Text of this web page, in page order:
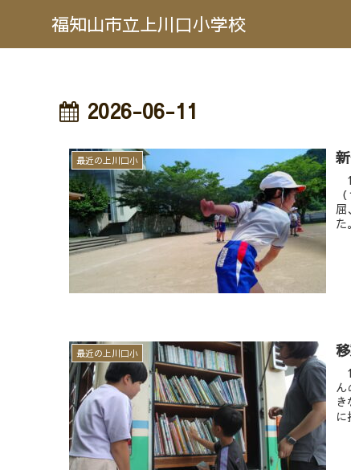
福知山市立上川口小学校
2026-06-11
最近の上川口小
屈
た
最近の上川口小
ん